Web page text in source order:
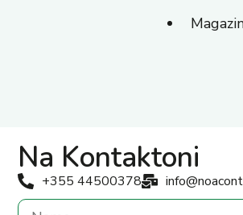
Na Kontaktoni
+355 44500378